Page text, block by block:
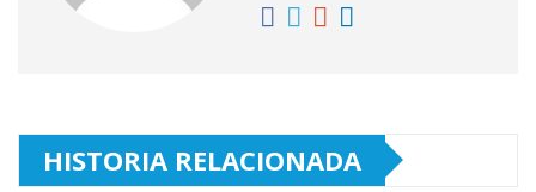
HISTORIA RELACIONADA